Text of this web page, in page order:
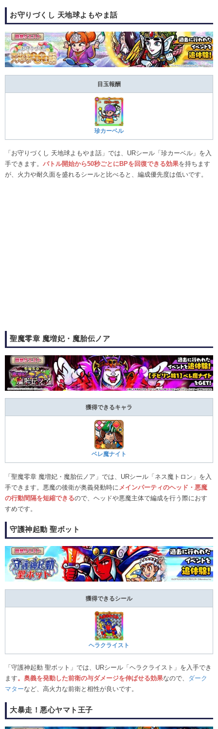
お守りづくし 天地球よもやま話
目玉報酬
珍カーベル
「お守りづくし 天地球よもやま話」では、URシール「珍カーベル」を入
手できます。 バトル開始から50秒ごとにBPを回復できる効果を持ちます
が、火力や耐久面を盛れるシールと比べると、編成優先度は低いです。
聖魔零章 魔増妃・魔胎伝ノア
獲得できるキャラ
ベレ魔ナイト
「聖魔零章 魔増妃・魔胎伝ノア」では、URシール「ネス魔トロン」を入
手できます。悪魔の後衛が奥義発動時に メインパーティのヘッド・悪魔
の行動間隔を短縮できるので、ヘッドや悪魔主体で編成を行う際におす
すめです。
守護神起動 聖ボット
獲得できるシール
ヘラクライスト
「守護神起動 聖ボット」では、URシール「ヘラクライスト」を入手でき
ます。奥義を発動した前衛の与ダメージを伸ばせる効果なので、 ダーク
マターなど、高火力な前衛と相性が良いです。
大暴走！悪心ヤマト王子